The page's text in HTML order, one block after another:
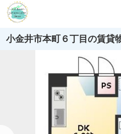
小金井市本町６丁目の賃貸